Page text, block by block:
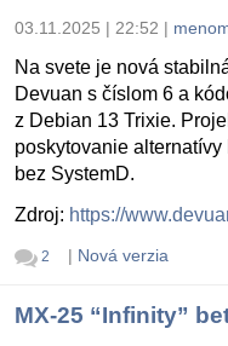
03.11.2025 | 22:52 |
Na svete je nová
Devuan s číslom 6 a
z Debian 13 Trixie.
poskytovanie
bez SystemD.
Zdroj: https://
2 | Nová verzia
MX-25 “Infinity”